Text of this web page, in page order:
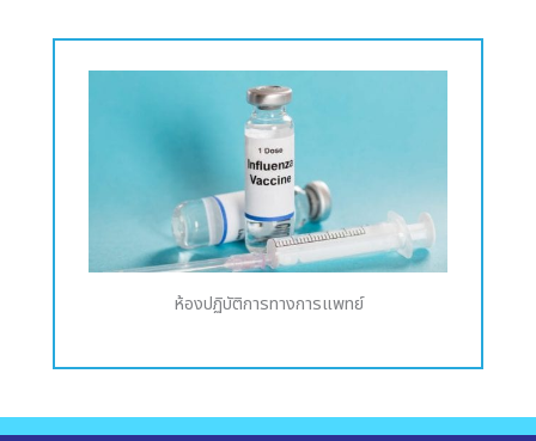
ห้องปฏิบัติการทางการแพทย์